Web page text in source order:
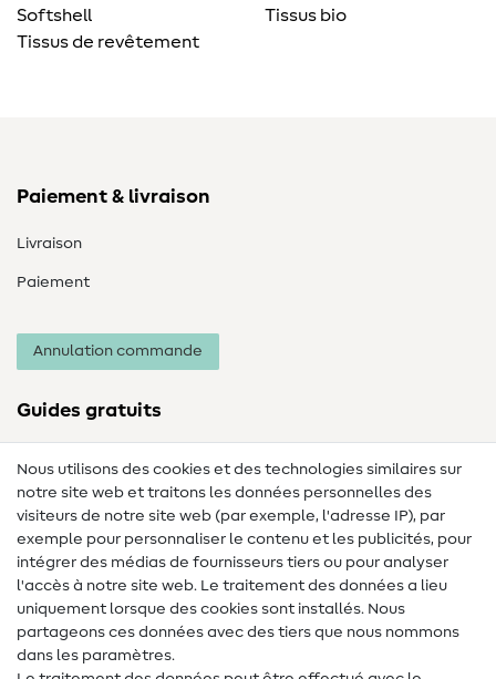
Softshell
Tissus de revêtement
Tissus bio
Paiement & livraison
Livraison
Paiement
Annulation commande
Guides gratuits
Lexique de couture
Tutos de couture
Aide & contact
Contact
Changement de propriétaire
Nous utilisons des cookies et des technologies similaires sur
notre site web et traitons les données personnelles des
visiteurs de notre site web (par exemple, l'adresse IP), par
exemple pour personnaliser le contenu et les publicités, pour
intégrer des médias de fournisseurs tiers ou pour analyser
l'accès à notre site web. Le traitement des données a lieu
uniquement lorsque des cookies sont installés. Nous
partageons ces données avec des tiers que nous nommons
dans les paramètres.